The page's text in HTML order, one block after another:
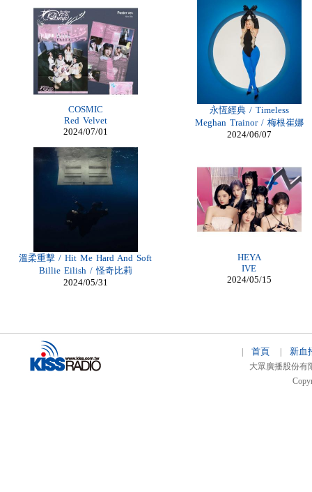
Nike Billig
moncler Daunenmantel damen
Moncler Jacken Herren
Billig Moncler dam
Billig moncler
Louboutin Schuhe Outlet
Christian Louboutin Schuhe Kaufen
louboutin schuhe sale
Billig Christian Louboutin Schuhe
louboutin Schuhe Shop
Damen Moncler Jacken
Christian Louboutin Online Shop
Longchamp pliage pas cher
moncler outlet zürich
Günstige Nike Air Max
Billig Christian Louboutin
billige moncler jacken zürich
billiga air max herr
Louboutin Shoes Outlet
moncler Online Kaufen
COSMIC
Red Velvet
2024/07/01
永恆經典 / Timeless
Meghan Trainor / 梅根崔娜
2024/06/07
溫柔重擊 / Hit Me Hard And Soft
Billie Eilish / 怪奇比莉
2024/05/31
HEYA
IVE
2024/05/15
首頁 新血
大眾廣播股份有